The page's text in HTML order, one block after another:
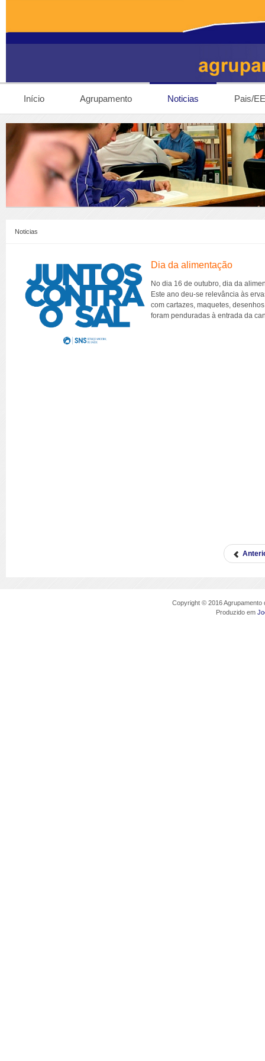
Início Agrupamento Noticias Pais/EE
Noticias
Dia da alimentação
No dia 16 de outubro, dia da
Este ano deu-se relevância às
com cartazes, maquetes,
foram penduradas à entrada da
Copyright © 2016
Produzido em